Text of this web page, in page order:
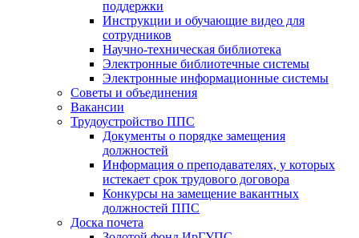
поддержки
Инструкции и обучающие видео для
сотрудников
Научно-техническая библиотека
Электронные библиотечные системы
Электронные информационные системы
Советы и объединения
Вакансии
Трудоустройство ППС
Документы о порядке замещения
должностей
Информация о преподавателях, у которых
истекает срок трудового договора
Конкурсы на замещение вакантных
должностей ППС
Доска почета